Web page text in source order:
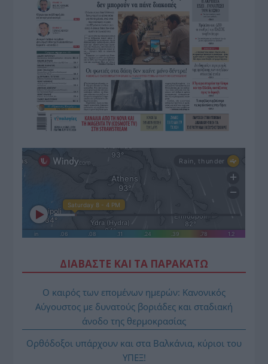
ΔΙΑΒΑΣΤΕ ΚΑΙ ΤΑ ΠΑΡΑΚΑΤΩ
Ο καιρός των επομένων ημερών: Κανονικός
Αύγουστος με δυνατούς βοριάδες και σταδιακή
άνοδο της θερμοκρασίας
Ορθόδοξοι υπάρχουν και στα Βαλκάνια, κύριοι του
ΥΠΕΞ!